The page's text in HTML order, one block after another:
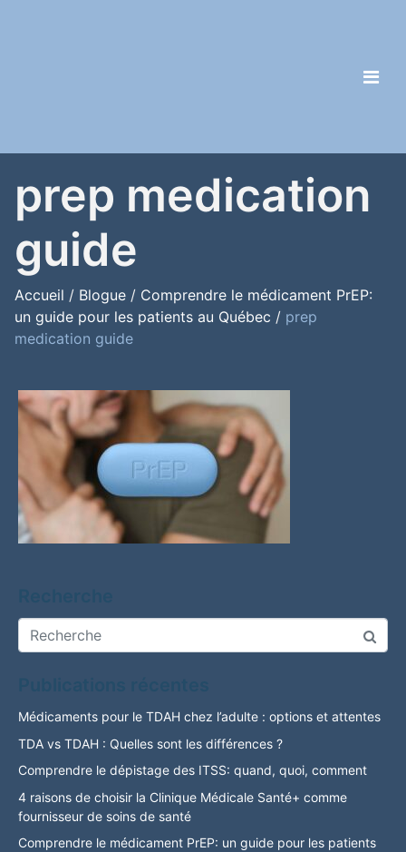
prep medication
guide
Accueil / Blogue / Comprendre le médicament PrEP:
un guide pour les patients au Québec / prep
medication guide
Médicaments pour le TDAH chez l’adulte : options et attentes
TDA vs TDAH : Quelles sont les différences ?
Comprendre le dépistage des ITSS: quand, quoi, comment
4 raisons de choisir la Clinique Médicale Santé+ comme
fournisseur de soins de santé
Comprendre le médicament PrEP: un guide pour les patients